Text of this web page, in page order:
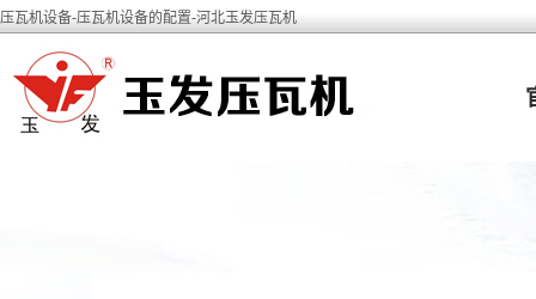
压瓦机设备-压瓦机设备的配置-河北玉发压瓦机